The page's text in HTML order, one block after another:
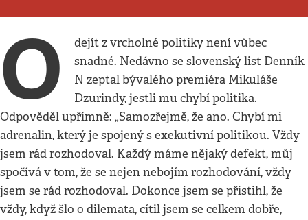
O
dejít z vrcholné politiky není vůbec
snadné. Nedávno se slovenský list Denník
N zeptal bývalého premiéra Mikuláše
Dzurindy, jestli mu chybí politika.
Odpověděl upřímně: „Samozřejmě, že ano. Chybí mi
adrenalin, který je spojený s exekutivní politikou. Vždy
jsem rád rozhodoval. Každý máme nějaký defekt, můj
spočívá v tom, že se nejen nebojím rozhodování, vždy
jsem se rád rozhodoval. Dokonce jsem se přistihl, že
vždy, když šlo o dilemata, cítil jsem se celkem dobře,